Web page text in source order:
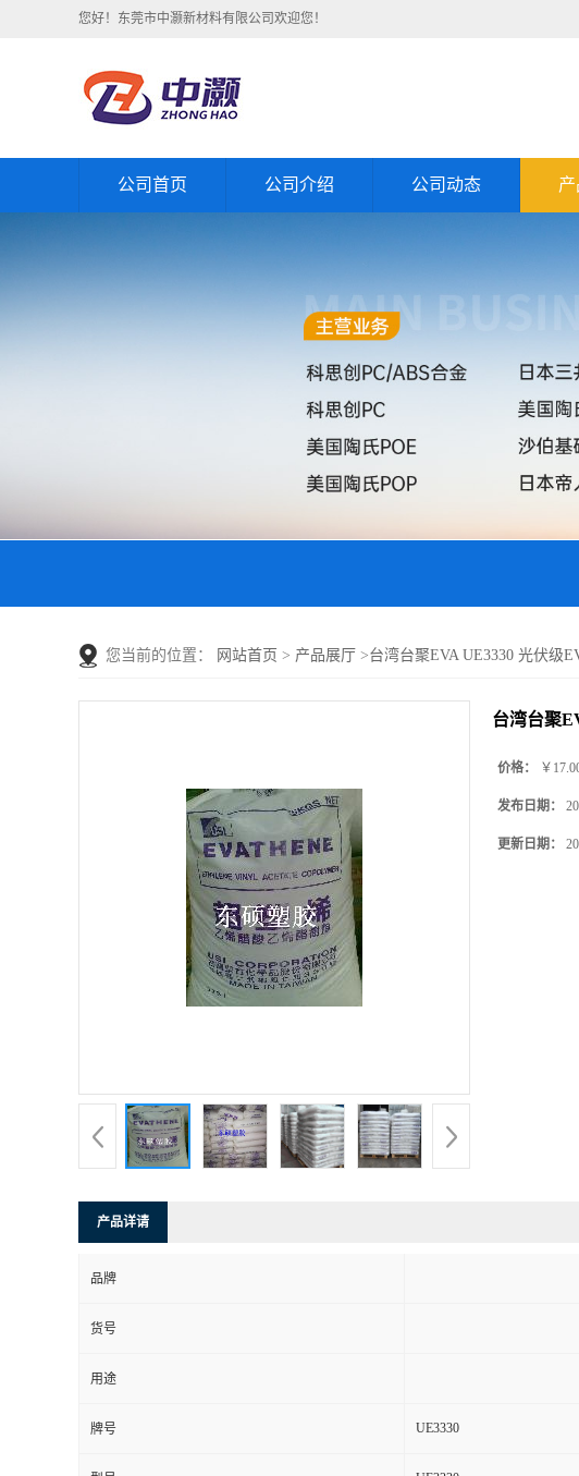
您好！东莞市中灏新材料有限公司欢迎您！
公司首页 公司介绍 公司动态
您当前的位置： 网站首页 > 产品展厅 >台湾台聚EVA UE3330 光伏级
台湾台聚
价格： ￥
发布日期：
更新日期：
产品详请
品牌
货号
用途
牌号 UE3330